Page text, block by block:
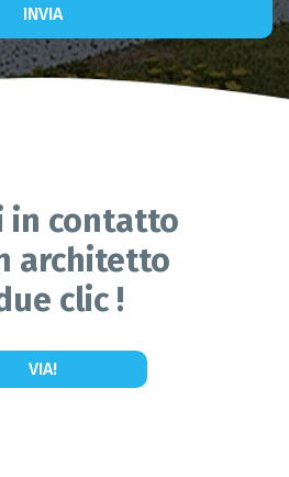
INVIA
in contatto
architetto
clic !
VIA!